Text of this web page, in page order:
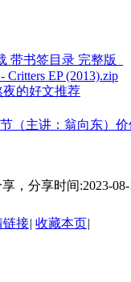
带书签目录 完整版_
Critters EP (2013).zip
夜的好文推荐
（主讲：翁向东）价
享，分享时间:2023-
链接| 收藏本页|